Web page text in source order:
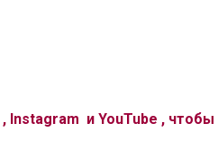
Instagram и YouTube , чтобы